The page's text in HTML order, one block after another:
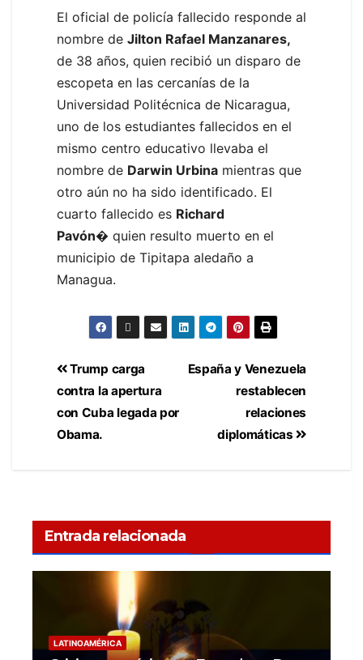
El oficial de policía fallecido responde al
nombre de Jilton Rafael Manzanares,
de 38 años, quien recibió un disparo de
escopeta en las cercanías de la
Universidad Politécnica de Nicaragua,
uno de los estudiantes fallecidos en el
mismo centro educativo llevaba el
nombre de Darwin Urbina mientras que
otro aún no ha sido identificado. El
cuarto fallecido es Richard
Pavón� quien resulto muerto en el
municipio de Tipitapa aledaño a
Managua.
España y Venezuela
restablecen
relaciones
diplomáticas
Trump carga
contra la apertura
con Cuba legada por
Obama.
Entrada relacionada
LATINOAMÉRICA